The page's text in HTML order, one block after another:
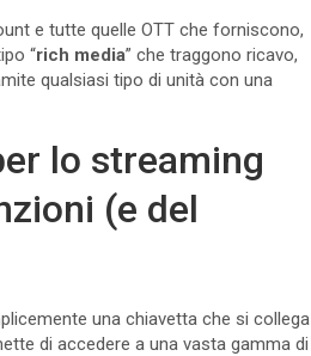
e tutte quelle OTT che forniscono,
“rich media” che traggono ricavo,
qualsiasi tipo di unità con una
lo streaming
(e del
una chiavetta che si collega
di accedere a una vasta gamma di